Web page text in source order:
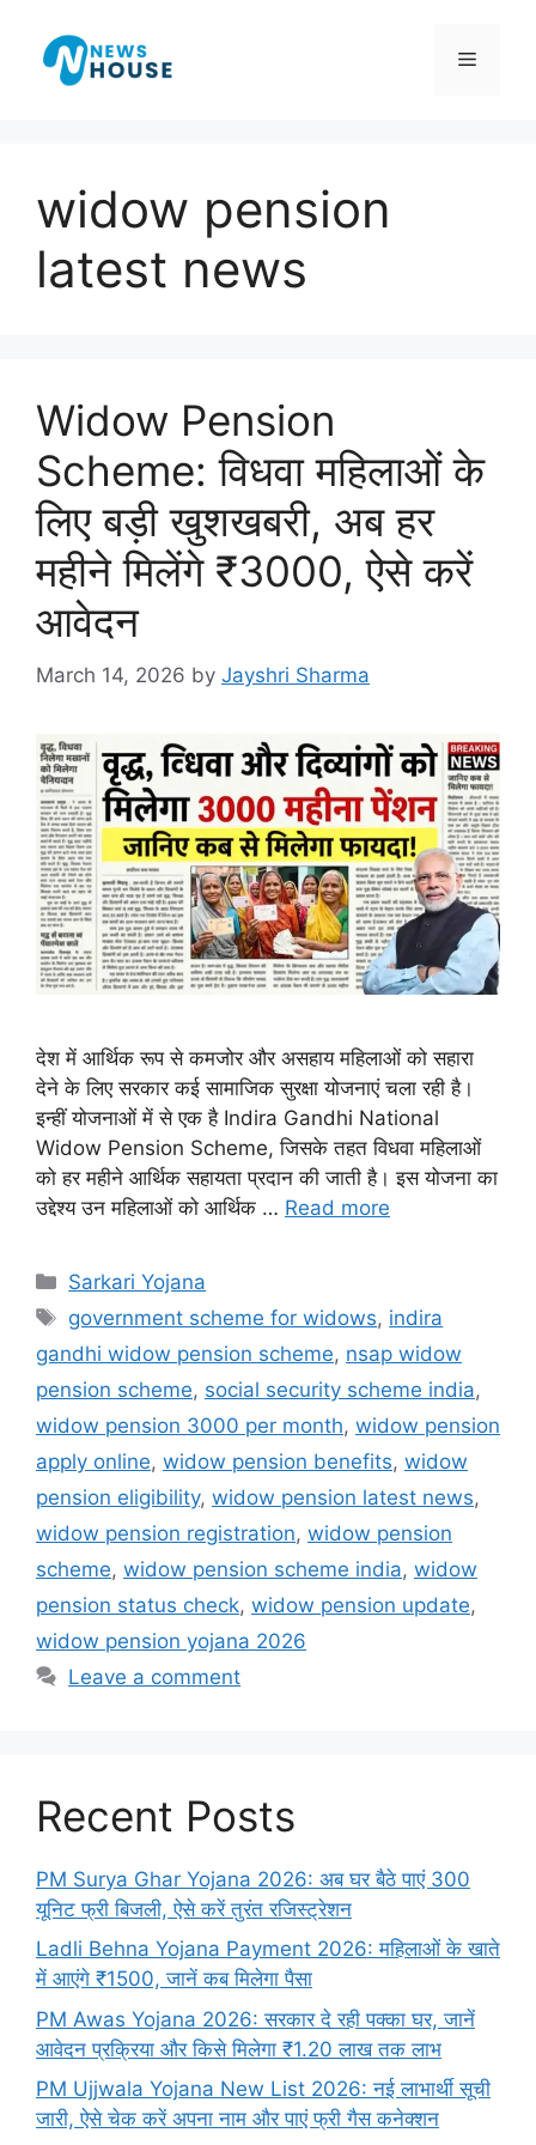
content
Menu
widow pension
latest news
Widow Pension
Scheme: विधवा महिलाओं के
लिए बड़ी खुशखबरी, अब हर
महीने मिलेंगे ₹3000, ऐसे करें
आवेदन
March 14, 2026 by Jayshri Sharma
देश में आर्थिक रूप से कमजोर और असहाय महिलाओं को सहारा
देने के लिए सरकार कई सामाजिक सुरक्षा योजनाएं चला रही है।
इन्हीं योजनाओं में से एक है Indira Gandhi National
Widow Pension Scheme, जिसके तहत विधवा महिलाओं
को हर महीने आर्थिक सहायता प्रदान की जाती है। इस योजना का
उद्देश्य उन महिलाओं को आर्थिक … Read more
Categories
Sarkari Yojana
Tags
government scheme for widows, indira
gandhi widow pension scheme, nsap widow
pension scheme, social security scheme india,
widow pension 3000 per month, widow pension
apply online, widow pension benefits, widow
pension eligibility, widow pension latest news,
widow pension registration, widow pension
scheme, widow pension scheme india, widow
pension status check, widow pension update,
widow pension yojana 2026
Leave a comment
Recent Posts
PM Surya Ghar Yojana 2026: अब घर बैठे पाएं 300
यूनिट फ्री बिजली, ऐसे करें तुरंत रजिस्ट्रेशन
Ladli Behna Yojana Payment 2026: महिलाओं के खाते
में आएंगे ₹1500, जानें कब मिलेगा पैसा
PM Awas Yojana 2026: सरकार दे रही पक्का घर, जानें
आवेदन प्रक्रिया और किसे मिलेगा ₹1.20 लाख तक लाभ
PM Ujjwala Yojana New List 2026: नई लाभार्थी सूची
जारी, ऐसे चेक करें अपना नाम और पाएं फ्री गैस कनेक्शन